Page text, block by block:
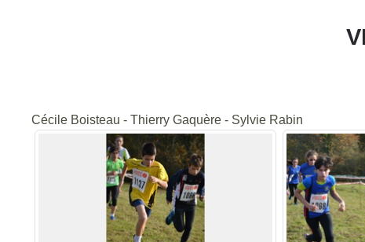
Cécile Boisteau - Thierry Gaquère - Sylvie Rabin